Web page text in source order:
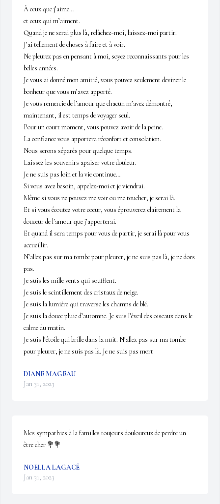
À ceux que j’aime…
et ceux qui m’aiment.
Quand je ne serai plus là, relâchez-moi, laissez-moi partir.
J’ai tellement de choses à faire et à voir.
Ne pleurez pas en pensant à moi, soyez reconnaissants pour les
belles années.
Je vous ai donné mon amitié, vous pouvez seulement deviner le
bonheur que vous m’avez apporté.
Je vous remercie de l’amour que chacun m’avez démontré,
maintenant, il est temps de voyager seul.
Pour un court moment, vous pouvez avoir de la peine.
La confiance vous apportera réconfort et consolation.
Nous serons séparés pour quelque temps.
Laissez les souvenirs apaiser votre douleur.
Je ne suis pas loin et la vie continue…
Si vous avez besoin, appelez-moi et je viendrai.
Même si vous ne pouvez me voir ou me toucher, je serai là.
Et si vous écoutez votre coeur, vous éprouverez clairement la
douceur de l’amour que j’apporterai.
Et quand il sera temps pour vous de partir, je serai là pour vous
accueillir.
N’allez pas sur ma tombe pour pleurer, je ne suis pas là, je ne dors
pas.
Je suis les mille vents qui soufflent.
Je suis le scintillement des cristaux de neige.
Je suis la lumière qui traverse les champs de blé.
Je suis la douce pluie d’automne. Je suis l’éveil des oiseaux dans le
calme du matin.
Je suis l’étoile qui brille dans la nuit. N’allez pas sur ma tombe
pour pleurer, je ne suis pas là. Je ne suis pas mort
DIANE MAGEAU
Jan 31, 2023
Mes sympathies à la familles toujours douloureux de perdre un
être cher 💐💐
NOELLA LAGACÉ
Jan 31, 2023